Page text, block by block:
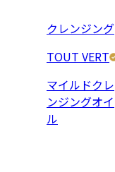
クレンジング
TOUT VERT
マイルドクレ
ンジングオイ
ル